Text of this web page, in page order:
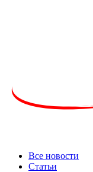
Все новости
Статьи